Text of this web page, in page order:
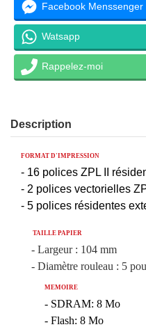
Facebook Menssenger
Watsapp
Rappelez-moi
Description
FORMAT D'IMPRESSION
- 16 polices ZPL II
- 2 polices vectorielles
- 5 polices résidentes
TAILLE PAPIER
- Largeur : 104 mm
- Diamètre rouleau : 5
MEMOIRE
- SDRAM: 8 Mo
- Flash: 8 Mo